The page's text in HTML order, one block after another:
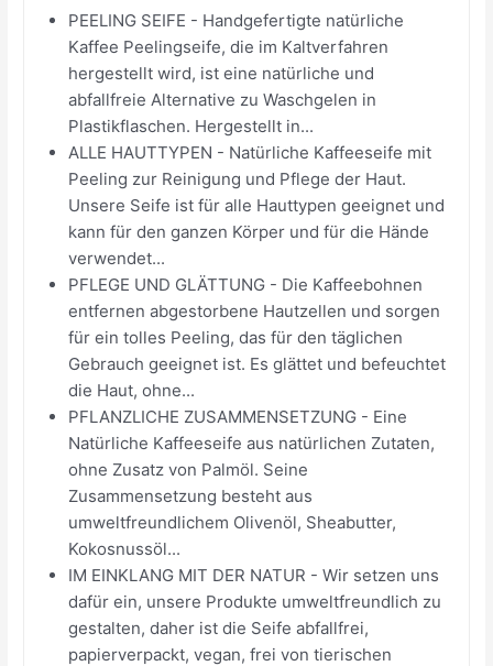
PEELING SEIFE - Handgefertigte natürliche
Kaffee Peelingseife, die im Kaltverfahren
hergestellt wird, ist eine natürliche und
abfallfreie Alternative zu Waschgelen in
Plastikflaschen. Hergestellt in...
ALLE HAUTTYPEN - Natürliche Kaffeeseife mit
Peeling zur Reinigung und Pflege der Haut.
Unsere Seife ist für alle Hauttypen geeignet und
kann für den ganzen Körper und für die Hände
verwendet...
PFLEGE UND GLÄTTUNG - Die Kaffeebohnen
entfernen abgestorbene Hautzellen und sorgen
für ein tolles Peeling, das für den täglichen
Gebrauch geeignet ist. Es glättet und befeuchtet
die Haut, ohne...
PFLANZLICHE ZUSAMMENSETZUNG - Eine
Natürliche Kaffeeseife aus natürlichen Zutaten,
ohne Zusatz von Palmöl. Seine
Zusammensetzung besteht aus
umweltfreundlichem Olivenöl, Sheabutter,
Kokosnussöl...
IM EINKLANG MIT DER NATUR - Wir setzen uns
dafür ein, unsere Produkte umweltfreundlich zu
gestalten, daher ist die Seife abfallfrei,
papierverpackt, vegan, frei von tierischen